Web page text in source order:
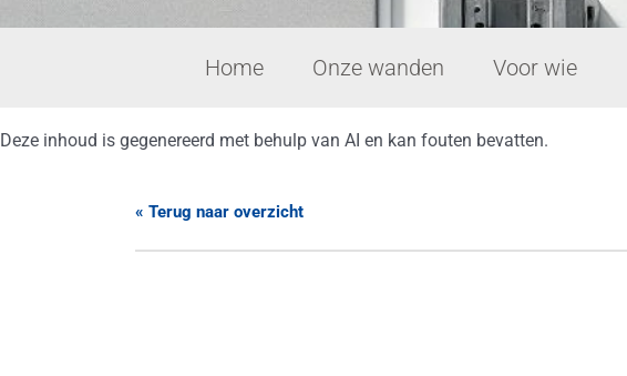
Home Onze wanden Voor wie
Deze inhoud is gegenereerd met behulp van AI en kan fouten bevatten.
« Terug naar overzicht